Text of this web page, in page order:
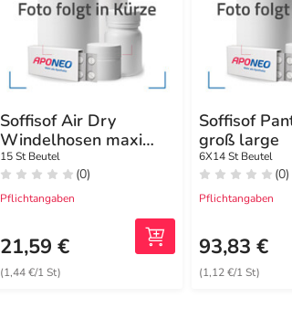
Soffisof Air Dry
Windelhosen maxi
groß L
15 St Beutel
(0)
Pflichtangaben
21,59 €
(1,44 €/1 St)
Soffisof
groß large
6X14 St Beutel
(0)
Pflichtangaben
93,83 €
(1,12 €/1 St)